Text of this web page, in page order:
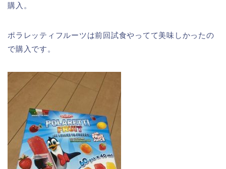
購入。
ポラレッティフルーツは前回試食やってて美味しかったの
で購入です。